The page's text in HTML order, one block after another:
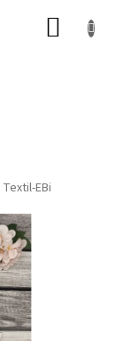
Textil-EBi